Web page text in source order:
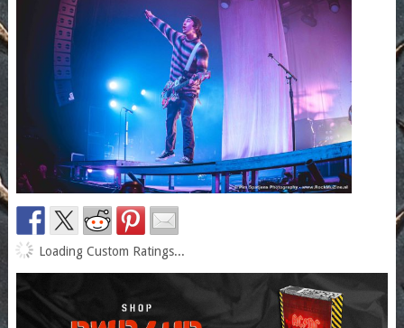
Loading Custom Ratings...